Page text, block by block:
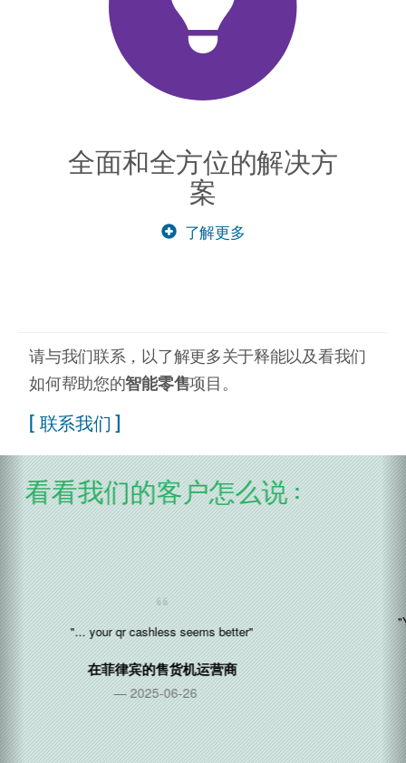
全面和全方位的解决方
案
了解更多
请与我们联系，以了解更多关于释能以及看我们
如何帮助您的智能零售项目。
[ 联系我们 ]
看看我们的客户怎么说 :
"You clearly spent a lot of time with this and the new features are
going to be helpful. Thanks!"
在加拿大的自动售货机经销商
2024-05-09